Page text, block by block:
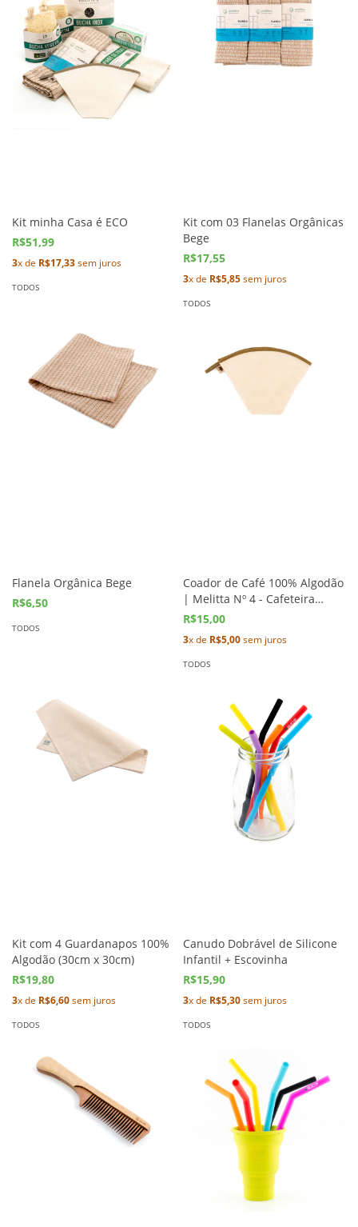
Kit minha Casa é ECO
R$51,99
3x de R$17,33sem juros
TODOS
Kit com 03 Flanelas Orgânicas
Bege
R$17,55
3x de R$5,85sem juros
TODOS
Flanela Orgânica Bege
R$6,50
TODOS
Coador de Café 100% Algodão
| Melitta Nº 4 - Cafeteira
Elétrica
R$15,00
3x de R$5,00sem juros
TODOS
Kit com 4 Guardanapos 100%
Algodão (30cm x 30cm)
R$19,80
3x de R$6,60sem juros
TODOS
Canudo Dobrável de Silicone
Infantil + Escovinha
R$15,90
3x de R$5,30sem juros
TODOS